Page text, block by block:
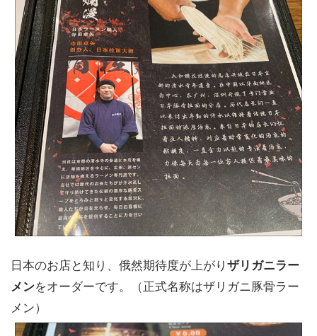
日本のお店と知り、俄然期待度が上がり ザリガニラー
メンをオーダーです。（正式名称はザリガニ豚骨ラー
メン）